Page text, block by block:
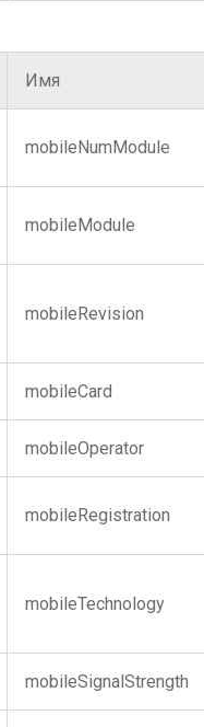
Имя
mobileNumModule
mobileModule
mobileRevision
mobileCard
mobileOperator
mobileRegistration
mobileTechnology
mobileSignalStrength